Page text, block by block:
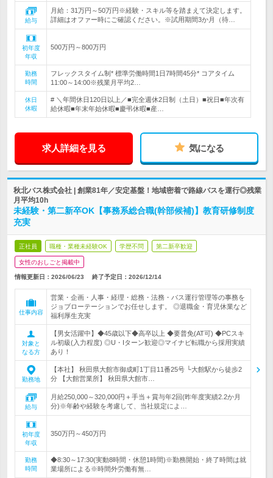
給与
月給：31万円～50万円※経験・スキル等を踏まえて決定します。
詳細はオファー時にご確認ください。※試用期間3か月（待…
初年度
年収
500万円～800万円
勤務
時間
フレックスタイム制* 標準労働時間1日7時間45分* コアタイム
11:00～14:00※残業月平均2…
休日
休暇
# ＼年間休日120日以上／■完全週休2日制（土日）■祝日■年次有
給休暇■年末年始休暇■慶弔休暇■産…
求人詳細を見る 気になる
秋北バス株式会社 | 創業81年／安定基盤！地域密着で路線バスを運行◎残業
月平均10h
未経験・第二新卒OK【事務系総合職(幹部候補)】教育研修制度
充実
正社員 職種・業種未経験OK 学歴不問 第二新卒歓迎
女性のおしごと掲載中
情報更新日：2026/06/23 終了予定日： 2026/12/14
仕事内容
営業・企画・人事・経理・総務・法務・バス運行管理等の事務を
ジョブローテーションでお任せします。 ◎退職金・育児休業など
福利厚生充実
対象と
なる方
【男女活躍中】◆45歳以下◆高卒以上 ◆要普免(AT可) ◆PCスキ
ル初級(入力程度) ◎U・Iターン歓迎◎マイナビ転職から採用実績
あり！
勤務地
【本社】 秋田県大館市御成町1丁目11番25号 └大館駅から徒歩2
分 【大館営業所】 秋田県大館市…
給与
月給250,000～320,000円＋手当＋賞与年2回(昨年度実績2.2か月
分)※年齢や経験を考慮して、当社規定によ…
初年度
年収
350万円～450万円
勤務
時間
◆8:30～17:30(実動8時間・休憩1時間)※勤務開始・終了時間は就
業場所による※時間外労働有無…